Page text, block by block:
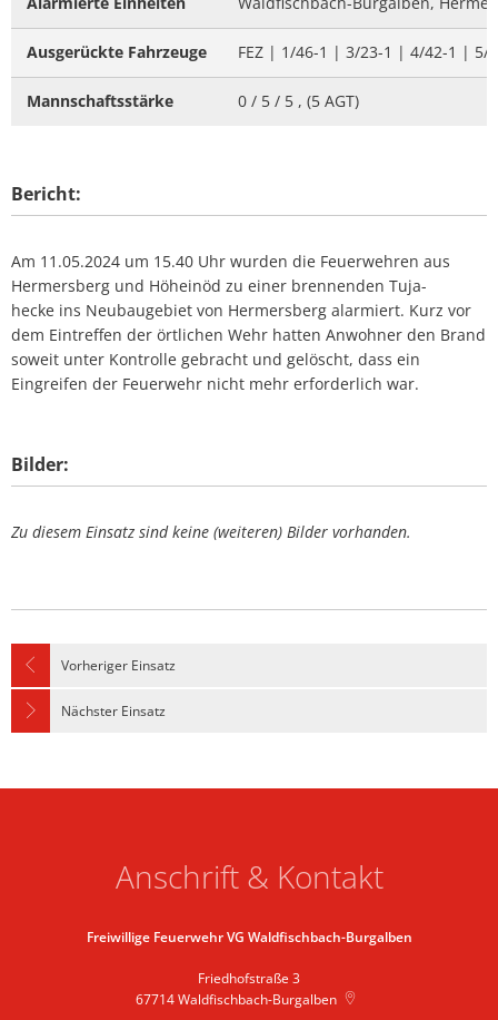
Ausgerückte Fahrzeuge FEZ | 1/46-1 | 3/23-1 | 4/42-1 | 5/
Mannschaftsstärke 0 / 5 / 5 , (5 AGT)
Bericht:
Am 11.05.2024 um 15.40 Uhr wurden die Feuerwehren aus
Hermersberg und Höheinöd zu einer brennenden Tuja-
hecke ins Neubaugebiet von Hermersberg alarmiert. Kurz vor
dem Eintreffen der örtlichen Wehr hatten Anwohner den Brand
soweit unter Kontrolle gebracht und gelöscht, dass ein
Eingreifen der Feuerwehr nicht mehr erforderlich war.
Bilder:
Zu diesem Einsatz sind keine (weiteren) Bilder vorhanden.
Vorheriger Einsatz
Nächster Einsatz
Anschrift & Kontakt
Freiwillige Feuerwehr VG Waldfischbach-Burgalben
Friedhofstraße 3
67714 Waldfischbach-Burgalben